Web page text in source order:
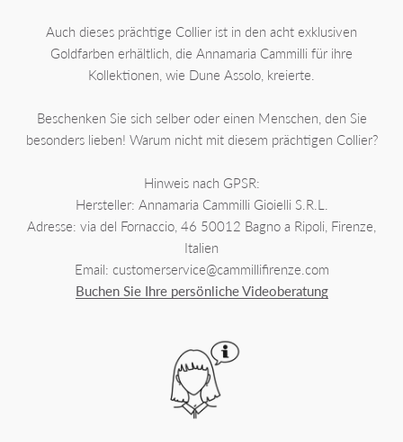
Auch dieses prächtige Collier ist in den acht exklusiven
Goldfarben erhältlich, die Annamaria Cammilli für ihre
Kollektionen, wie Dune Assolo, kreierte.
Beschenken Sie sich selber oder einen Menschen, den Sie
besonders lieben! Warum nicht mit diesem prächtigen Collier?
Hinweis nach GPSR:
Hersteller: Annamaria Cammilli Gioielli S.R.L.
Adresse: via del Fornaccio, 46 50012 Bagno a Ripoli, Firenze,
Italien
Email: customerservice@cammillifirenze.com
Buchen Sie Ihre persönliche Videoberatung